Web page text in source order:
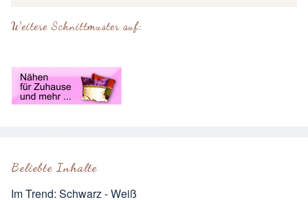
Beliebte Inhalte
Im Trend: Schwarz - Weiß
Weitere Schnittmuster auf: